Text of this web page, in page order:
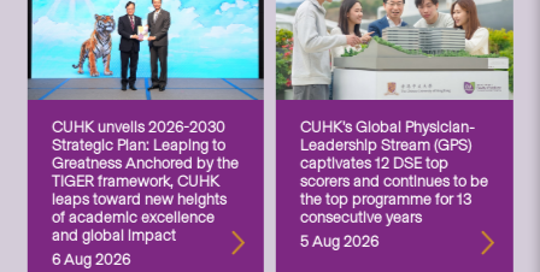
CUHK unveils 2026-2030
Strategic Plan: Leaping to
Greatness Anchored by the
TIGER framework, CUHK
leaps toward new heights
of academic excellence
and global impact
6 Aug 2026
CUHK’s Global Physician-
Leadership Stream (GPS)
captivates 12 DSE top
scorers and continues to be
the top programme for 13
consecutive years
5 Aug 2026